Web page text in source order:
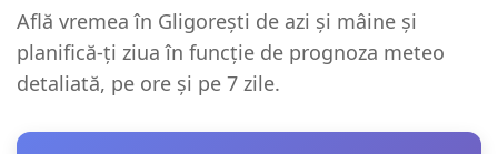
Află vremea în Gligorești de azi și mâine și
planifică-ți ziua în funcție de prognoza meteo
detaliată, pe ore și pe 7 zile.